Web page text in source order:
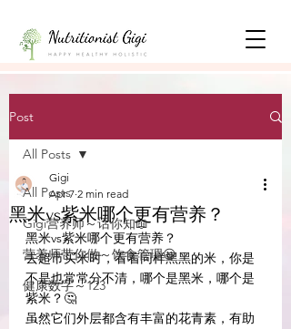
Post
All Posts
Gigi营养师～话你知📖
营养师带你做～饮食管理😃
健康数字～123
All Posts
黑米vs紫米哪个更有营养？
Gigi
Apr 7 2 min read
黑米vs紫米哪个更有营养？
去超市买米时，看着同样黑黑的米，你是
不是也常常分不清，哪个是黑米，哪个是
紫米？🤔
虽然它们外层都含有丰富的花青素，有助